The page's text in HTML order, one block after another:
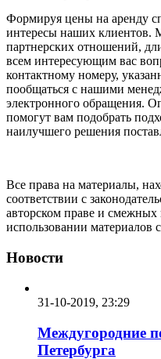
Формируя цены на аренду
интересы наших клиентов.
партнерских отношений,
всем интересующим вас
контактному номеру,
пообщаться с нашими
электронного обращения.
помогут вам подобрать
наилучшего решения
Все права на материалы,
соответствии с
авторском праве и
использовании материалов
Новости
31-10-2019, 23:29
Междугородние
Петербурга